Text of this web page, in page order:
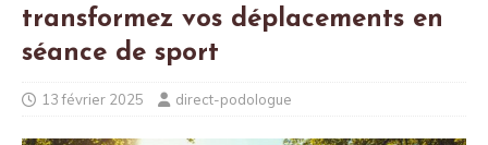
transformez vos déplacements en
séance de sport
13 février 2025 direct-podologue